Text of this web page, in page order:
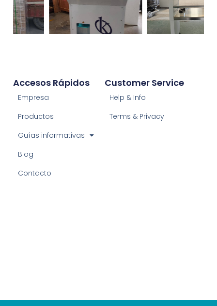
Customer Service
Help & Info
Terms & Privacy
Accesos Rápidos
Empresa
Productos
Guías informativas
Blog
Contacto